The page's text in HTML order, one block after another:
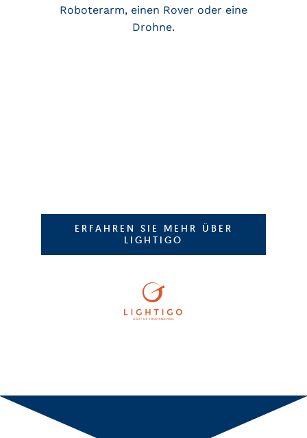
Roboterarm, einen Rover oder eine
Drohne.
ERFAHREN SIE MEHR ÜBER
LIGHTIGO